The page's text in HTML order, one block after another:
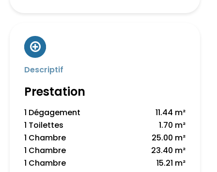
Descriptif
Prestation
1 Dégagement
11.44 m²
1 Toilettes
1.70 m²
1 Chambre
25.00 m²
1 Chambre
23.40 m²
1 Chambre
15.21 m²